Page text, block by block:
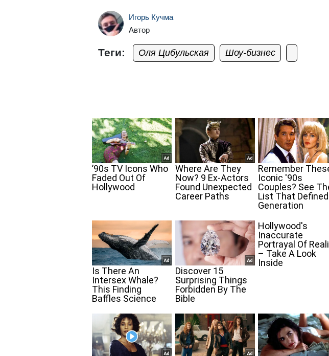
Игорь Кучма
Автор
Теги: Оля Цибульская Шоу-бизнес